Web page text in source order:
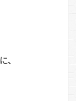
に、